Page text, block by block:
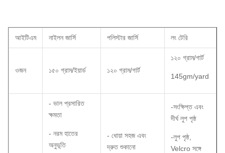
আইটিএম নাইলন জার্সি পলিস্টার জার্সি লং টেরি
ওজন ১৫০ গ্রাম/ইয়ার্ড ১২০ গ্রাম/গার্ট
১২০ গ্রাম/গার্ট
145gm/yard
- ভাল প্রসারিত
ক্ষমতা
- নরম হাতের
অনুভূতি
- ধোয়া সহজ এবং
দ্রুত শুকানো
-সংক্ষিপ্ত এবং
দীর্ঘ লুপ পৃষ্ঠ
-লুপ পৃষ্ঠ,
Velcro সঙ্গে